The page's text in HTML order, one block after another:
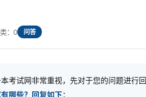
：0 问答
考试网非常重视，先对于您的问题进行回
哪些？回复如下：